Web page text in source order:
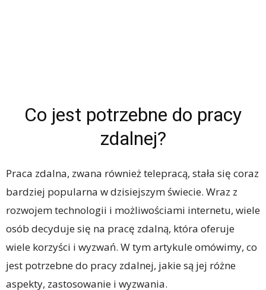
Co jest potrzebne do pracy
zdalnej?
Praca zdalna, zwana również telepracą, stała się coraz
bardziej popularna w dzisiejszym świecie. Wraz z
rozwojem technologii i możliwościami internetu, wiele
osób decyduje się na pracę zdalną, która oferuje
wiele korzyści i wyzwań. W tym artykule omówimy, co
jest potrzebne do pracy zdalnej, jakie są jej różne
aspekty, zastosowanie i wyzwania.